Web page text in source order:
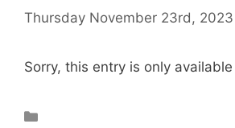
Thursday November 23rd, 2023
Sorry, this entry is only available